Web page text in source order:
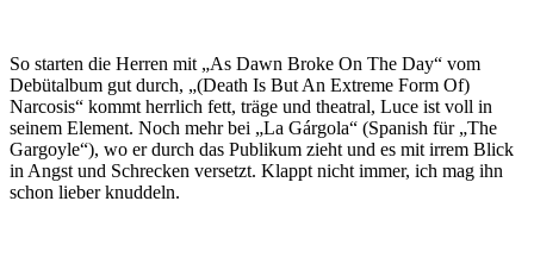
So starten die Herren mit „As Dawn Broke On The Day“ vom
Debütalbum gut durch, „(Death Is But An Extreme Form Of)
Narcosis“ kommt herrlich fett, träge und theatral, Luce ist voll in
seinem Element. Noch mehr bei „La Gárgola“ (Spanish für „The
Gargoyle“), wo er durch das Publikum zieht und es mit irrem Blick
in Angst und Schrecken versetzt. Klappt nicht immer, ich mag ihn
schon lieber knuddeln.